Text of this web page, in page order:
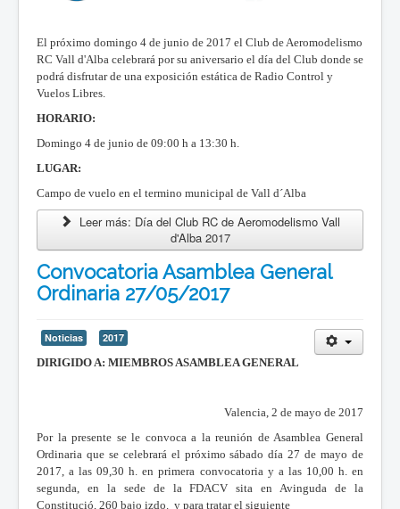
El próximo domingo 4 de junio de 2017 el Club de Aeromodelismo
RC Vall d'Alba celebrará por su aniversario el día del Club donde se
podrá disfrutar de una exposición estática de Radio Control y
Vuelos Libres.
HORARIO:
Domingo 4 de junio de 09:00 h a 13:30 h.
LUGAR:
Campo de vuelo en el termino municipal de Vall d´Alba
Leer más: Día del Club RC de Aeromodelismo Vall
d'Alba 2017
Convocatoria Asamblea General
Ordinaria 27/05/2017
Noticias
2017
DIRIGIDO A: MIEMBROS ASAMBLEA GENERAL
Valencia, 2 de mayo de 2017
Por la presente se le convoca a la reunión de Asamblea General
Ordinaria que se celebrará el próximo sábado día 27 de mayo de
2017, a las 09,30 h. en primera convocatoria y a las 10,00 h. en
segunda, en la sede de la FDACV sita en Avinguda de la
Constitució, 260 bajo izdo. y para tratar el siguiente